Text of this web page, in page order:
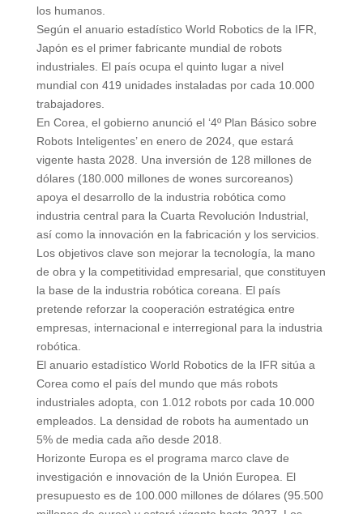
los humanos.
Según el anuario estadístico World Robotics de la IFR,
Japón es el primer fabricante mundial de robots
industriales. El país ocupa el quinto lugar a nivel
mundial con 419 unidades instaladas por cada 10.000
trabajadores.
En Corea, el gobierno anunció el ‘4º Plan Básico sobre
Robots Inteligentes’ en enero de 2024, que estará
vigente hasta 2028. Una inversión de 128 millones de
dólares (180.000 millones de wones surcoreanos)
apoya el desarrollo de la industria robótica como
industria central para la Cuarta Revolución Industrial,
así como la innovación en la fabricación y los servicios.
Los objetivos clave son mejorar la tecnología, la mano
de obra y la competitividad empresarial, que constituyen
la base de la industria robótica coreana. El país
pretende reforzar la cooperación estratégica entre
empresas, internacional e interregional para la industria
robótica.
El anuario estadístico World Robotics de la IFR sitúa a
Corea como el país del mundo que más robots
industriales adopta, con 1.012 robots por cada 10.000
empleados. La densidad de robots ha aumentado un
5% de media cada año desde 2018.
Horizonte Europa es el programa marco clave de
investigación e innovación de la Unión Europea. El
presupuesto es de 100.000 millones de dólares (95.500